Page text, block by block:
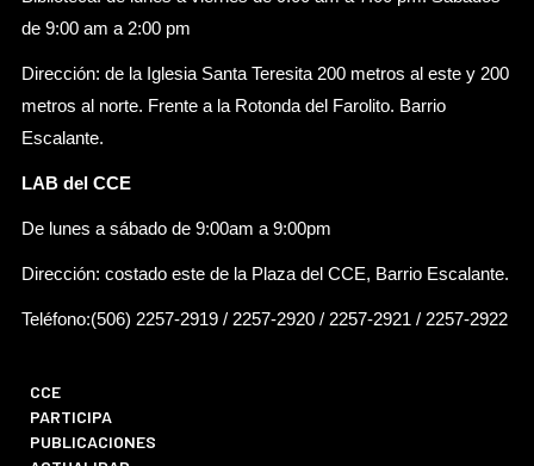
de 9:00 am a 2:00 pm
Dirección: de la Iglesia Santa Teresita 200 metros al este y 200
metros al norte. Frente a la Rotonda del Farolito. Barrio
Escalante.
LAB del CCE
De lunes a sábado de 9:00am a 9:00pm
Dirección: costado este de la Plaza del CCE, Barrio Escalante.
Teléfono:(506) 2257-2919 / 2257-2920 / 2257-2921 / 2257-2922
CCE
PARTICIPA
PUBLICACIONES